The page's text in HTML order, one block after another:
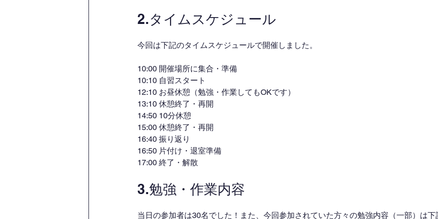
2.タイムスケジュール
今回は下記のタイムスケジュールで開催しました。
10:00 開催場所に集合・準備
10:10 自習スタート
12:10 お昼休憩（勉強・作業してもOKです）
13:10 休憩終了・再開
14:50 10分休憩
15:00 休憩終了・再開
16:40 振り返り
16:50 片付け・退室準備
17:00 終了・解散
3.勉強・作業内容
当日の参加者は30名でした！また、今回参加されていた方々の勉強内容（一部）は下